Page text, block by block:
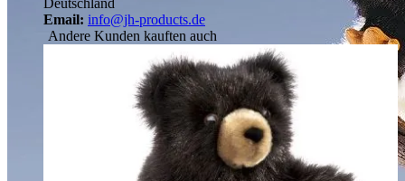
Deutschland
Email: info@jh-products.de
Andere Kunden kauften auch